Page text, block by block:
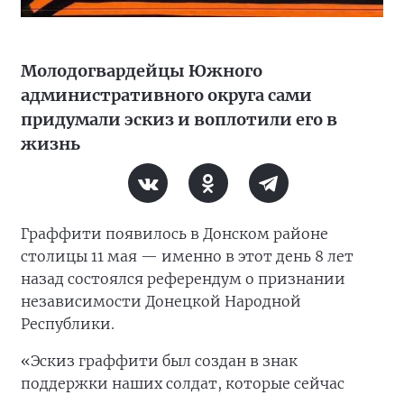
Молодогвардейцы Южного
административного округа сами
придумали эскиз и воплотили его в
жизнь
Граффити появилось в Донском районе
столицы 11 мая — именно в этот день 8 лет
назад состоялся референдум о признании
независимости Донецкой Народной
Республики.
«Эскиз граффити был создан в знак
поддержки наших солдат, которые сейчас